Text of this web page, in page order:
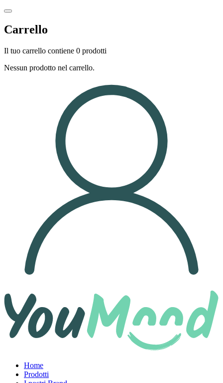
Carrello
Il tuo carrello contiene 0 prodotti
Nessun prodotto nel carrello.
Home
Prodotti